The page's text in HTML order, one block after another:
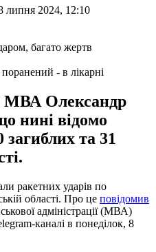
липня 2024, 12:10
- в лікарні
МВА Олександр
нині відомо
та 31
ракетних ударів по
області. Про це повідомив
адміністрації (МВА)
каналі в понеділок, 8